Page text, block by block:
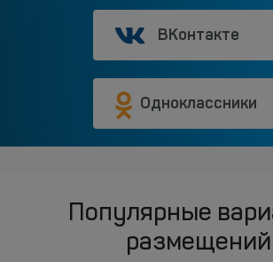
ВКонтакте
Одноклассники
Популярные
размещений